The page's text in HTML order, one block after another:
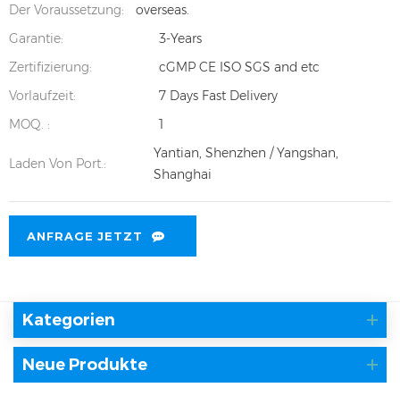
Der Voraussetzung:
overseas.
Garantie:
3-Years
Zertifizierung:
cGMP CE ISO SGS and etc
Vorlaufzeit:
7 Days Fast Delivery
MOQ. :
1
Laden Von Port.:
Yantian, Shenzhen / Yangshan,
Shanghai
ANFRAGE JETZT
Kategorien
Neue Produkte